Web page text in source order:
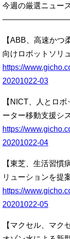
今週の厳選ニュー
【ABB、高速かつ
向けロボットソリ
https://
20201022-03
【NICT、人とロ
ーター移動支援シ
https://
20201022-04
【東芝、生活習慣
リューションを提
https://
20201022-05
【マクセル、マク